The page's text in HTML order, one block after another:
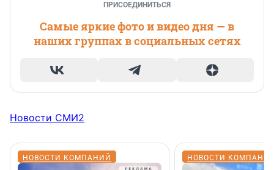
ПРИСОЕДИНИТЬСЯ
Самые яркие фото и видео дня — в
наших группах в социальных сетях
Новости СМИ2
НОВОСТИ КОМПАНИЙ НОВОСТИ